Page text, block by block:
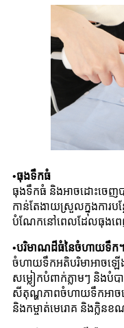
•ធុងទឹកធំ
ធុងទឹកធំ និងអាចដោះចេញបា
កាន់តែងាយស្រួលក្នុងការប
បំណែកនៅពេលដែលធុងព
•បរិមាណដ៏ធំនៃចំហាយទឹក។
ចំហាយទឹកអតិបរិមាអាចឡើ
សម្លៀកបំពាក់ភ្លាមៗ និងបំ
សីតុណ្ហភាពចំហាយទឹកអាច
និងកម្ចាត់មេរោគ និងក្លិន